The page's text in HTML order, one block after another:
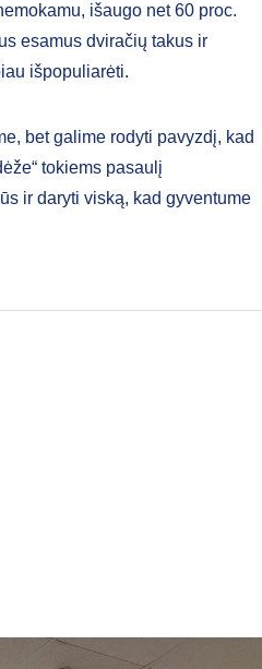
išaugo net 60 proc.
esamus dviračių takus ir
išpopuliarėti.
bet galime rodyti pavyzdį, kad
tokiems pasaulį
ir daryti viską, kad gyventume